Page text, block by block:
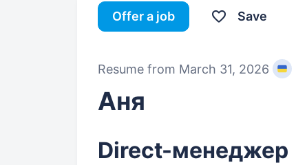
Offer a job Save
Resume from March 31, 2026
Аня
Direct-менеджер